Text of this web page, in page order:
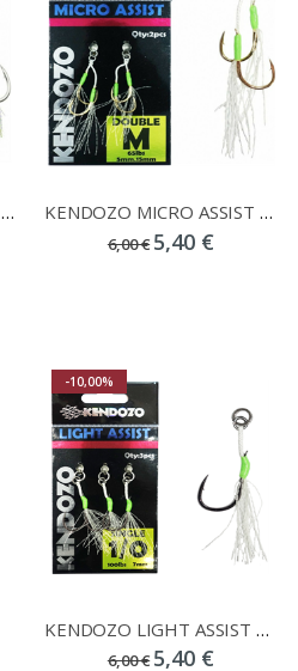
KENDOZO SLOW JIGGING HOOKS KENDOZO MICRO ASSIST DOUBLE HOOK 2PCS
6,00 € 5,40 €
-10,00%
KENDOZO LIGHT ASSIST HOOKS SINGLE
6,00 € 5,40 €